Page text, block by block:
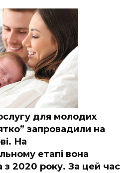
для молодих
запровадили на
На
етапі вона
з 2020 року. За цей час